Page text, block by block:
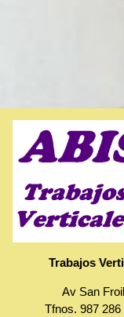
Trabajos
Av San
Tfnos.987 286